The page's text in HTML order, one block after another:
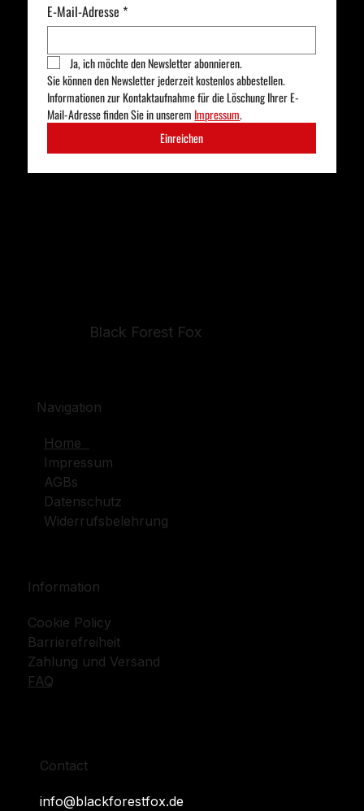
Black Forest Fox
E-Mail-Adresse *
Ja, ich möchte den Newsletter abonnieren.
Sie können den Newsletter jederzeit kostenlos abbestellen.
Informationen zur Kontaktaufnahme für die Löschung Ihrer E-
Mail-Adresse finden Sie in unserem Impressum.
Einreichen
Navigation
Home
Impressum
AGBs
Datenschutz
Widerrufsbelehrung
Information
Cookie Policy
Barrierefreiheit
Zahlung und Versand
FAQ
Contact
info@blackforestfox.de